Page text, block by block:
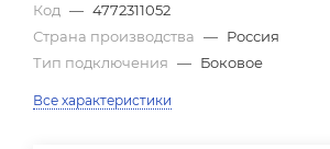
Код — 4772311052
Страна производства — Россия
Тип подключения — Боковое
Все характеристики